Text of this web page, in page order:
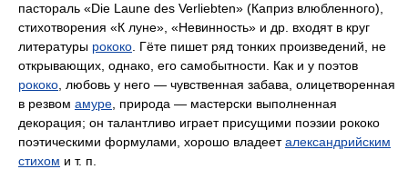
пастораль «Die Laune des Verliebten» (Каприз влюбленного),
стихотворения «К луне», «Невинность» и др. входят в круг
литературы рококо. Гёте пишет ряд тонких произведений, не
открывающих, однако, его самобытности. Как и у поэтов
рококо, любовь у него — чувственная забава, олицетворенная
в резвом амуре, природа — мастерски выполненная
декорация; он талантливо играет присущими поэзии рококо
поэтическими формулами, хорошо владееталександрийским
стихом и т. п.